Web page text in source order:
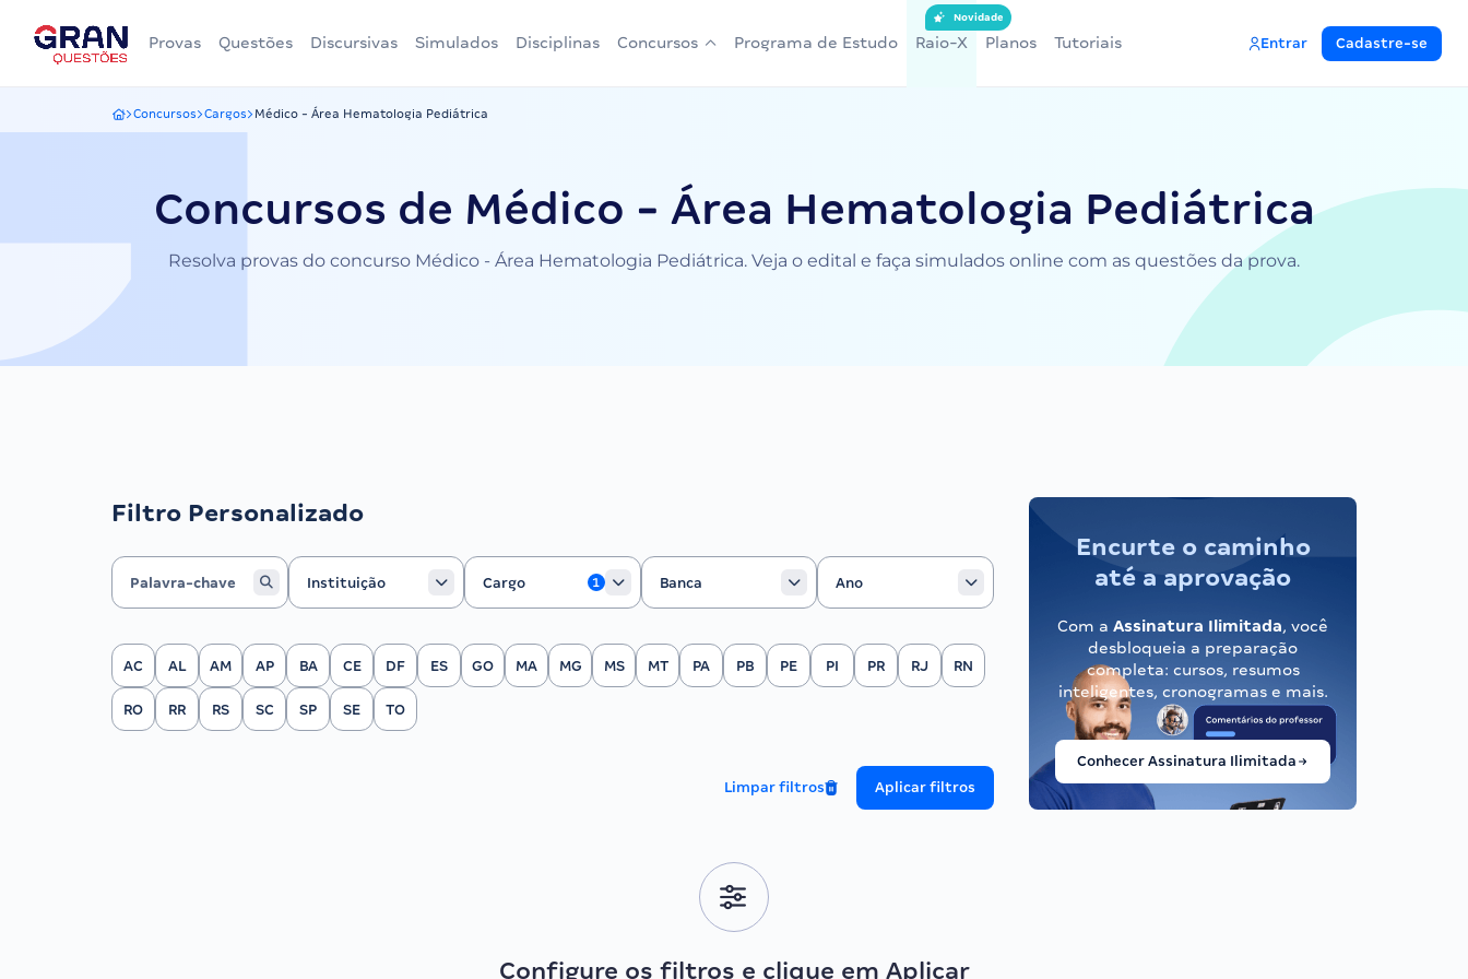
Provas Questões Discursivas Simulados Disciplinas Concursos Programa de Estudo Raio-X
Novidade
Planos Tutoriais Entrar Cadastre-se
Gran Questões
Concursos Cargos Médico - Área Hematologia Pediátrica
Concursos de Médico - Área Hematologia Pediátrica
Resolva provas do concurso Médico - Área Hematologia Pediátrica. Veja o edital e faça simulados online com as questões da prova.
Filtro Personalizado
Instituição
Instituição
Cargo
Cargo
1
Banca
Banca
Ano
Ano
Filtrar por Estado
AC AL AM AP BA CE DF ES GO MA MG MS MT PA PB PE PI PR RJ RN
RO RR RS SC SP SE TO
Limpar filtros Aplicar filtros
Encurte o caminho
até a aprovação
Com a Assinatura Ilimitada, você
desbloqueia a preparação
completa: cursos, resumos
inteligentes, cronogramas e mais.
Conhecer Assinatura Ilimitada
Configure os filtros e clique em Aplicar